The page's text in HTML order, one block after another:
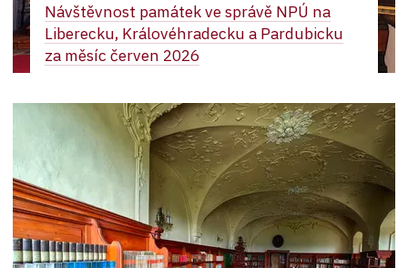
Návštěvnost památek ve správě NPÚ na
Liberecku, Královéhradecku a Pardubicku
za měsíc červen 2026